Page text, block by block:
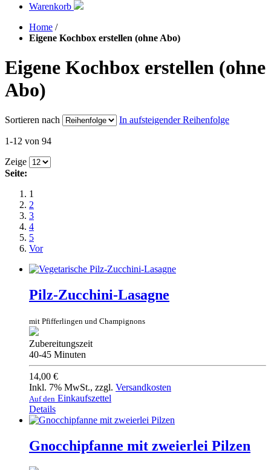
Warenkorb
Home /
Eigene Kochbox erstellen (ohne Abo)
Eigene Kochbox erstellen (ohne
Abo)
Sortieren nach In aufsteigender Reihenfolge
1-12 von 94
Zeige
Seite:
1
2
3
4
5
Vor
Pilz-Zucchini-Lasagne
mit Pfifferlingen und Champignons
Zubereitungszeit
40-45 Minuten
14,00 €
Inkl. 7% MwSt., zzgl. Versandkosten
Auf den Einkaufszettel
Details
Gnocchipfanne mit zweierlei Pilzen